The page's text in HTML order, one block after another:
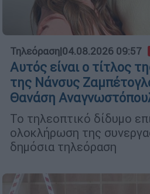
Τηλεόραση|04.08.2026 09:57
Αυτός είναι ο τίτλος
της Νάνσυς
Θανάση
Το τηλεοπτικό δίδυμο
ολοκλήρωση της
δημόσια τηλεόραση